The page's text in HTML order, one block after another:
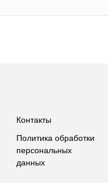
Контакты
Политика обработки
персональных
данных